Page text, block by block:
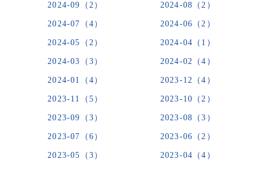
2024-09（2） 2024-08（2）
2024-07（4） 2024-06（2）
2024-05（2） 2024-04（1）
2024-03（3） 2024-02（4）
2024-01（4） 2023-12（4）
2023-11（5） 2023-10（2）
2023-09（3） 2023-08（3）
2023-07（6） 2023-06（2）
2023-05（3） 2023-04（4）